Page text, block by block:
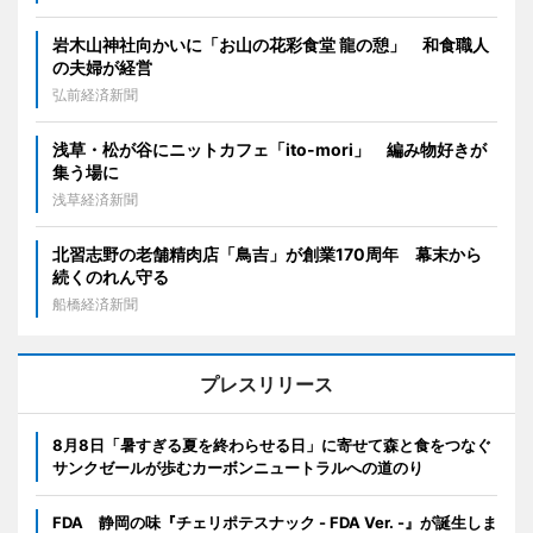
岩木山神社向かいに「お山の花彩食堂 龍の憩」 和食職人
の夫婦が経営
弘前経済新聞
浅草・松が谷にニットカフェ「ito-mori」 編み物好きが
集う場に
浅草経済新聞
北習志野の老舗精肉店「鳥吉」が創業170周年 幕末から
続くのれん守る
船橋経済新聞
プレスリリース
8月8日「暑すぎる夏を終わらせる日」に寄せて森と食をつなぐ
サンクゼールが歩むカーボンニュートラルへの道のり
FDA 静岡の味『チェリポテスナック - FDA Ver. -』が誕生しま